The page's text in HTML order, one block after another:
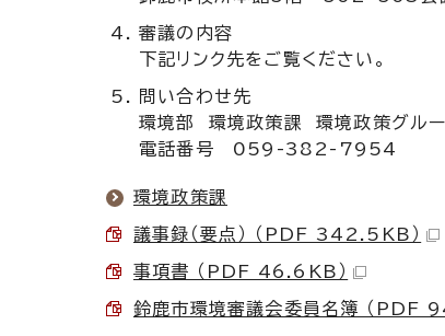
審議の内容
下記リンク先をご覧ください。
問い合わせ先
環境部 環境政策課 環境政策グル
電話番号 059-382-7954
環境政策課
議事録（要点） （PDF 342.5KB）
事項書 （PDF 46.6KB）
鈴鹿市環境審議会委員名簿 （PDF